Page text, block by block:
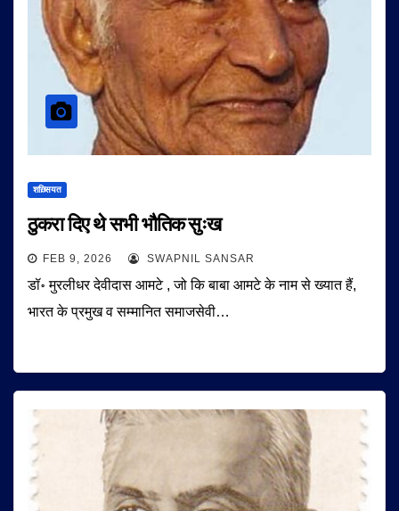
शख़्सियत
ठुकरा दिए थे सभी भौतिक सुःख
FEB 9, 2026 SWAPNIL SANSAR
डॉ॰ मुरलीधर देवीदास आमटे , जो कि बाबा आमटे के नाम से ख्यात हैं,
भारत के प्रमुख व सम्मानित समाजसेवी…